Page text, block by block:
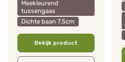
Meekleurend
tussengaas
Dichte baan 7.5cm
Bekijk product